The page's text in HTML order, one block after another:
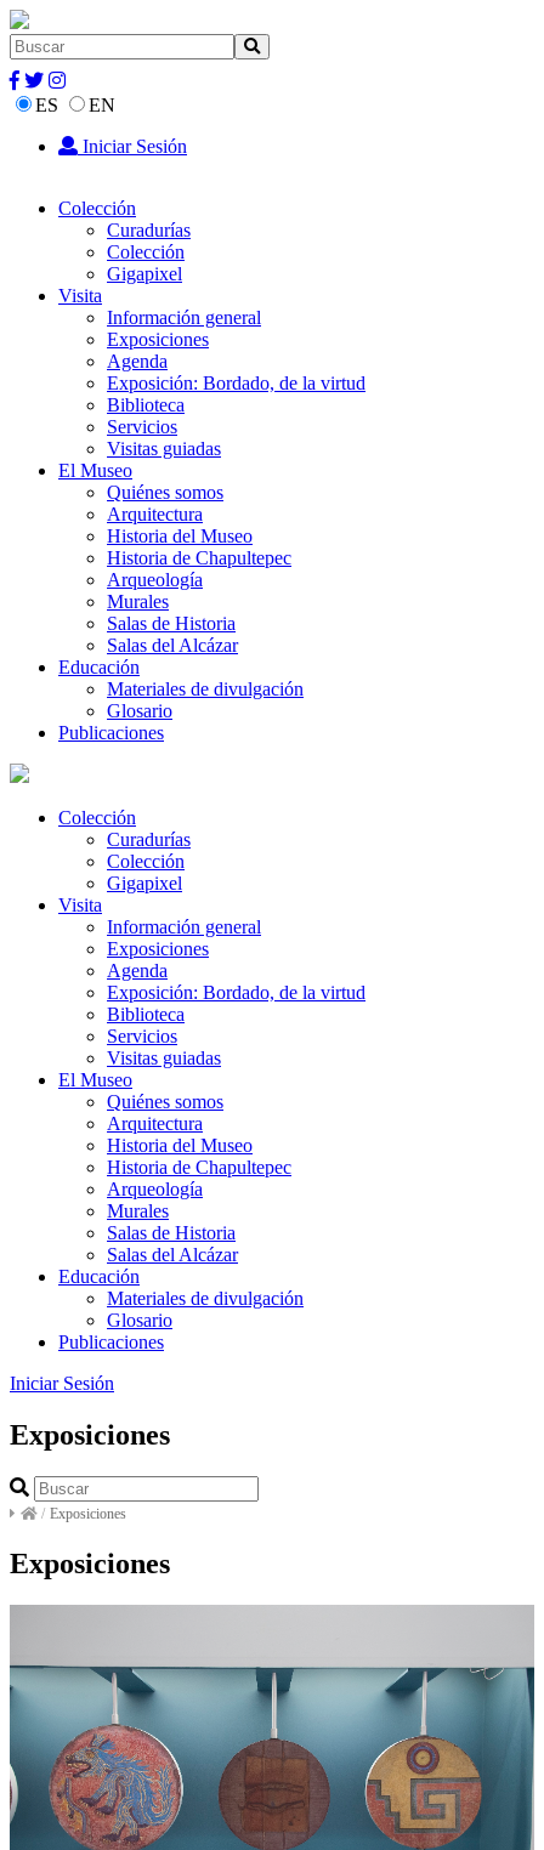
ES
EN
Iniciar Sesión
Colección
Curadurías
Colección
Gigapixel
Visita
Información general
Exposiciones
Agenda
Exposición: Bordado, de la virtud
Biblioteca
Servicios
Visitas guiadas
El Museo
Quiénes somos
Arquitectura
Historia del Museo
Historia de Chapultepec
Arqueología
Murales
Salas de Historia
Salas del Alcázar
Educación
Materiales de divulgación
Glosario
Publicaciones
Colección
Curadurías
Colección
Gigapixel
Visita
Información general
Exposiciones
Agenda
Exposición: Bordado, de la virtud
Biblioteca
Servicios
Visitas guiadas
El Museo
Quiénes somos
Arquitectura
Historia del Museo
Historia de Chapultepec
Arqueología
Murales
Salas de Historia
Salas del Alcázar
Educación
Materiales de divulgación
Glosario
Publicaciones
Iniciar Sesión
Exposiciones
/ Exposiciones
Exposiciones